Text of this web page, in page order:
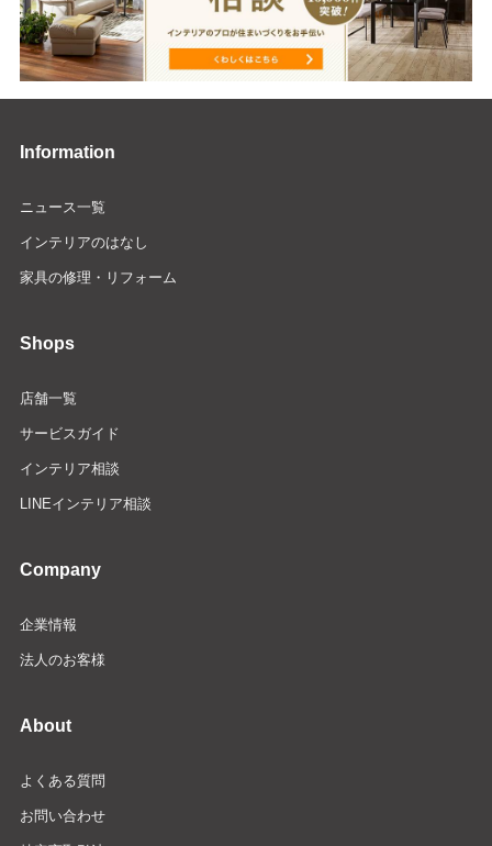
Information
ニュース一覧
インテリアのはなし
家具の修理・リフォーム
Shops
店舗一覧
サービスガイド
インテリア相談
LINEインテリア相談
Company
企業情報
法人のお客様
About
よくある質問
お問い合わせ